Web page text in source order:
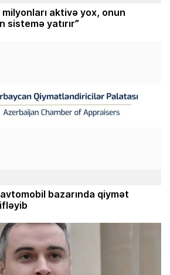
aktivə yox, onun
sistemə yatırır”
bazarında qiymət